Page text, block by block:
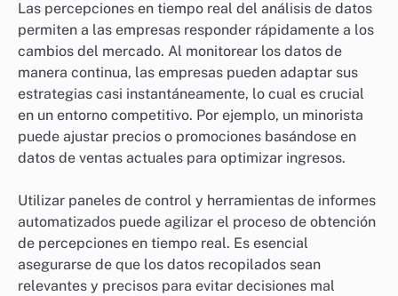
Las percepciones en tiempo real del análisis de datos
permiten a las empresas responder rápidamente a los
cambios del mercado. Al monitorear los datos de
manera continua, las empresas pueden adaptar sus
estrategias casi instantáneamente, lo cual es crucial
en un entorno competitivo. Por ejemplo, un minorista
puede ajustar precios o promociones basándose en
datos de ventas actuales para optimizar ingresos.
Utilizar paneles de control y herramientas de informes
automatizados puede agilizar el proceso de obtención
de percepciones en tiempo real. Es esencial
asegurarse de que los datos recopilados sean
relevantes y precisos para evitar decisiones mal